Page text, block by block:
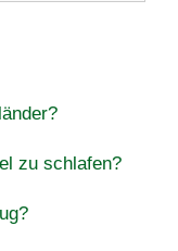
zu schlafen?